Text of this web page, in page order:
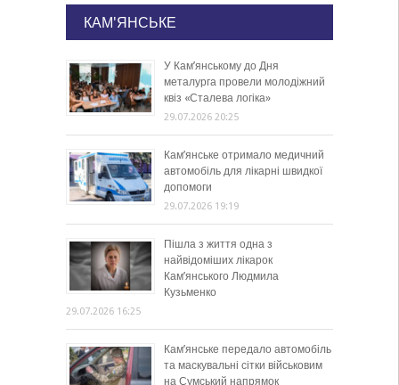
КАМ'ЯНСЬКЕ
У Кам’янському до Дня
металурга провели молодіжний
квіз «Сталева логіка»
29.07.2026 20:25
Кам’янське отримало медичний
автомобіль для лікарні швидкої
допомоги
29.07.2026 19:19
Пішла з життя одна з
найвідоміших лікарок
Кам’янського Людмила
Кузьменко
29.07.2026 16:25
Кам’янське передало автомобіль
та маскувальні сітки військовим
на Сумський напрямок